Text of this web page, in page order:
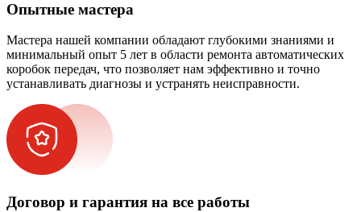
Опытные мастера
Мастера нашей компании обладают глубокими знаниями и
минимальный опыт 5 лет в области ремонта автоматических
коробок передач, что позволяет нам эффективно и точно
устанавливать диагнозы и устранять неисправности.
Договор и гарантия на все работы